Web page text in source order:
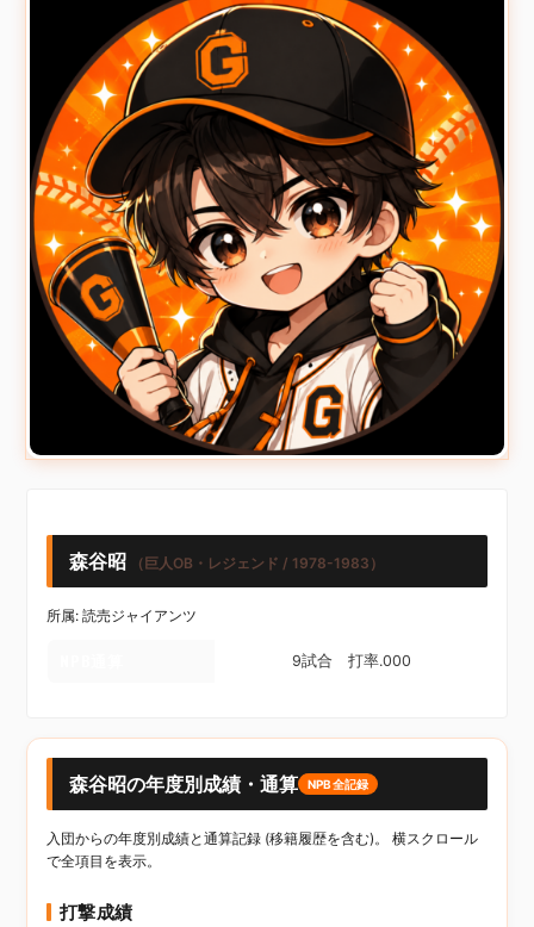
森谷昭 （巨人OB・レジェンド / 1978-1983）
所属: 読売ジャイアンツ
9試合 打率.000
森谷昭の年度別成績・通算 NPB全記録
入団からの年度別成績と通算記録 (移籍履歴を含む)。 横スクロール
で全項目を表示。
打撃成績